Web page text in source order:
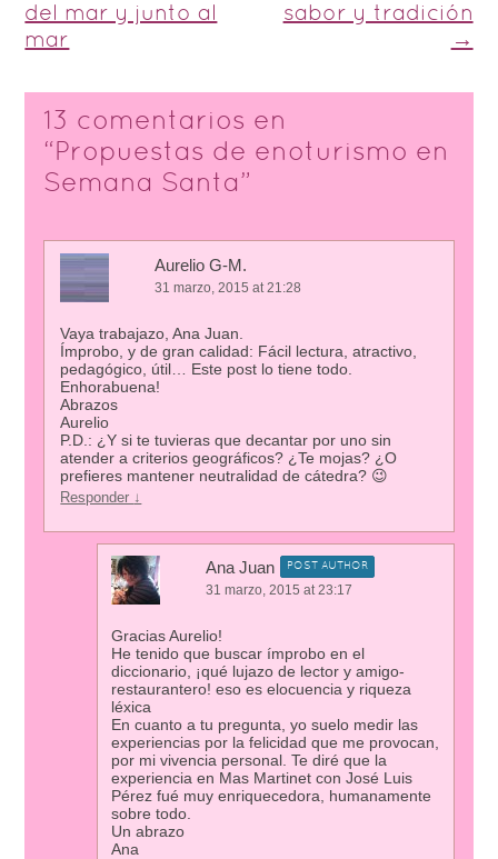
del mar y junto al
mar
sabor y tradición
→
13 comentarios en
“ Propuestas de enoturismo en
Semana Santa”
Aurelio G-M.
31 marzo, 2015 at 21:28
Vaya trabajazo, Ana Juan.
Ímprobo, y de gran calidad: Fácil lectura, atractivo,
pedagógico, útil… Este post lo tiene todo.
Enhorabuena!
Abrazos
Aurelio
P.D.: ¿Y si te tuvieras que decantar por uno sin
atender a criterios geográficos? ¿Te mojas? ¿O
prefieres mantener neutralidad de cátedra? 😉
Responder ↓
Ana Juan POST AUTHOR
31 marzo, 2015 at 23:17
Gracias Aurelio!
He tenido que buscar ímprobo en el
diccionario, ¡qué lujazo de lector y amigo-
restaurantero! eso es elocuencia y riqueza
léxica
En cuanto a tu pregunta, yo suelo medir las
experiencias por la felicidad que me provocan,
por mi vivencia personal. Te diré que la
experiencia en Mas Martinet con José Luis
Pérez fué muy enriquecedora, humanamente
sobre todo.
Un abrazo
Ana